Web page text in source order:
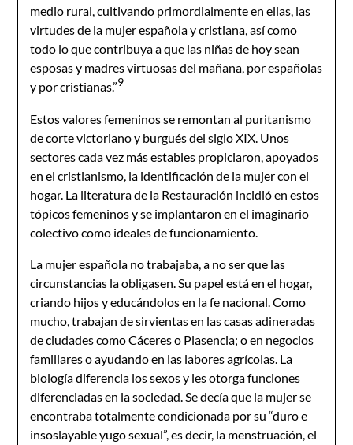
medio rural, cultivando primordialmente en ellas, las
virtudes de la mujer española y cristiana, así como
todo lo que contribuya a que las niñas de hoy sean
esposas y madres virtuosas del mañana, por españolas
y por cristianas.”9
Estos valores femeninos se remontan al puritanismo
de corte victoriano y burgués del siglo XIX. Unos
sectores cada vez más estables propiciaron, apoyados
en el cristianismo, la identificación de la mujer con el
hogar. La literatura de la Restauración incidió en estos
tópicos femeninos y se implantaron en el imaginario
colectivo como ideales de funcionamiento.
La mujer española no trabajaba, a no ser que las
circunstancias la obligasen. Su papel está en el hogar,
criando hijos y educándolos en la fe nacional. Como
mucho, trabajan de sirvientas en las casas adineradas
de ciudades como Cáceres o Plasencia; o en negocios
familiares o ayudando en las labores agrícolas. La
biología diferencia los sexos y les otorga funciones
diferenciadas en la sociedad. Se decía que la mujer se
encontraba totalmente condicionada por su “duro e
insoslayable yugo sexual”, es decir, la menstruación, el